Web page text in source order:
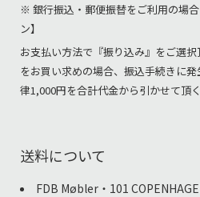
※ 銀行振込・郵便振替をご利用の場
ン】
お支払い方法で『振り込み』をご選択
をお買い求めの場合、振込手続きに
律1,000円を合計代金から引かせて頂
送料について
FDB Møbler・101